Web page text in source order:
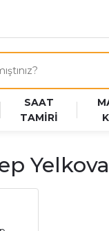
SAAT
TAMİRİ